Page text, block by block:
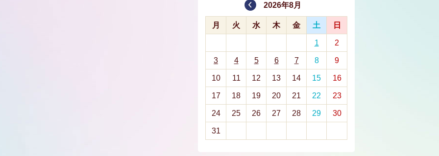
2026年8月
月 火 水 木 金 土 日
1 2
3 4 5 6 7 8 9
10 11 12 13 14 15 16
17 18 19 20 21 22 23
24 25 26 27 28 29 30
31